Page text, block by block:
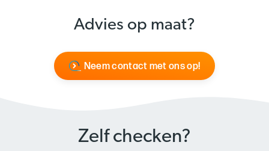
Advies op maat?
Neem contact met ons op!
Zelf checken?